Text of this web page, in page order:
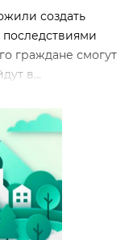
создать
граждане смогут
в...